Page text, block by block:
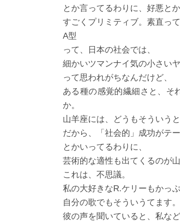
とか言ってるわりに、好悪と
すごくプリミティブ。素直っ
A型
って、日本の社会では、
細かいツマンナイ気の小さい
って思われがちなんだけど、
ある種の感覚的繊細さと、そ
か。
山羊座には、どうもそういうと
だから、「社会的」成功がテ
とかいってるわりに、
芸術的な適性も出てくるのが
これは、不思議。
私の大好きなR.ケリーもかっ
自分の歌でもそういうてます。
彼の声を聞いていると、私な